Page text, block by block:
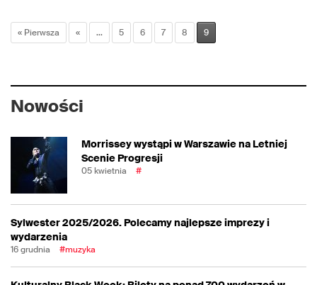
« Pierwsza « ... 5 6 7 8 9
Nowości
Morrissey wystąpi w Warszawie na Letniej
Scenie Progresji
05 kwietnia #
Sylwester 2025/2026. Polecamy najlepsze imprezy i
wydarzenia
16 grudnia #muzyka